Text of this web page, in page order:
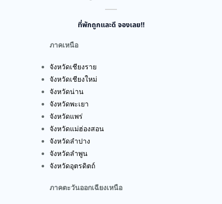
ที่พักถูกและดี จองเลย!!
ภาคเหนือ
จังหวัดเชียงราย
จังหวัดเชียงใหม่
จังหวัดน่าน
จังหวัดพะเยา
จังหวัดแพร่
จังหวัดแม่ฮ่องสอน
จังหวัดลำปาง
จังหวัดลำพูน
จังหวัดอุตรดิตถ์
ภาคตะวันออกเฉียงเหนือ